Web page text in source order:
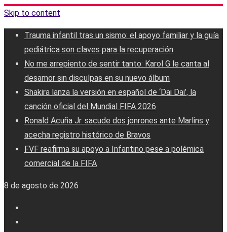
Skip to content
Trauma infantil tras un sismo: el apoyo familiar y la guía
pediátrica son claves para la recuperación
No me arrepiento de sentir tanto: Karol G le canta al
desamor sin disculpas en su nuevo álbum
Shakira lanza la versión en español de ‘Dai Dai’, la
canción oficial del Mundial FIFA 2026
Ronald Acuña Jr. sacude dos jonrones ante Marlins y
acecha registro histórico de Bravos
FVF reafirma su apoyo a Infantino pese a polémica
comercial de la FIFA
8 de agosto de 2026